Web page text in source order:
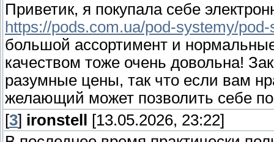
Приветик, я покупала себе
https://pods.com.ua/pod-systemy/
большой ассортимент и
качеством тоже очень довольна!
разумные цены, так что если вам
желающий может позволить себе
[3] ironstell
[13.05.2026, 23:22]